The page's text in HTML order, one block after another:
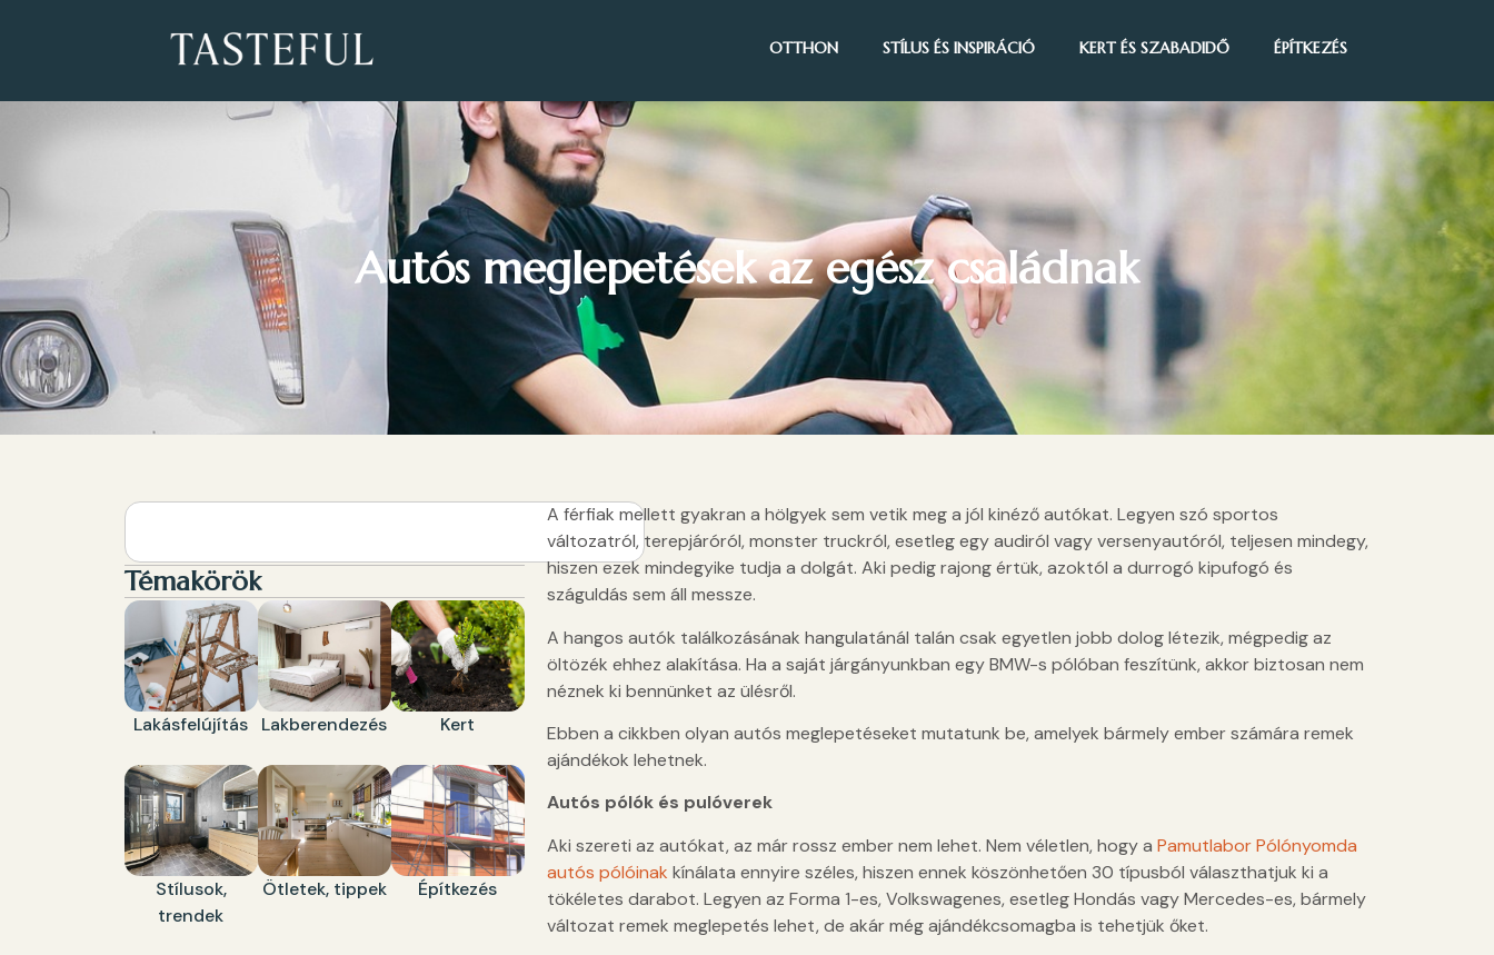
OTTHON STÍLUS ÉS INSPIRÁCIÓ KERT ÉS SZABADIDŐ ÉPÍTKEZÉS
Autós meglepetések az egész családnak
Témakörök
Lakásfelújítás Lakberendezés Kert
Stílusok,
trendek
Ötletek, tippek Építkezés
A férfiak mellett gyakran a hölgyek sem vetik meg a jól kinéző autókat. Legyen szó sportos
változatról, terepjáróról, monster truckról, esetleg egy audiról vagy versenyautóról, teljesen mindegy,
hiszen ezek mindegyike tudja a dolgát. Aki pedig rajong értük, azoktól a durrogó kipufogó és
száguldás sem áll messze.
A hangos autók találkozásának hangulatánál talán csak egyetlen jobb dolog létezik, mégpedig az
öltözék ehhez alakítása. Ha a saját járgányunkban egy BMW-s pólóban feszítünk, akkor biztosan nem
néznek ki bennünket az ülésről.
Ebben a cikkben olyan autós meglepetéseket mutatunk be, amelyek bármely ember számára remek
ajándékok lehetnek.
Autós pólók és pulóverek
Aki szereti az autókat, az már rossz ember nem lehet. Nem véletlen, hogy a Pamutlabor Pólónyomda
autós pólóinak kínálata ennyire széles, hiszen ennek köszönhetően 30 típusból választhatjuk ki a
tökéletes darabot. Legyen az Forma 1-es, Volkswagenes, esetleg Hondás vagy Mercedes-es, bármely
változat remek meglepetés lehet, de akár még ajándékcsomagba is tehetjük őket.